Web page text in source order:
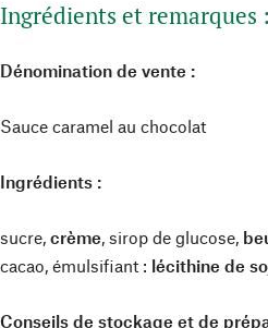
Ingrédients et remarques :
Dénomination de vente :
Sauce caramel au chocolat
Ingrédients :
sucre,crème, sirop de glucose,
cacao, émulsifiant : lécithine de
Conseils de stockage et de